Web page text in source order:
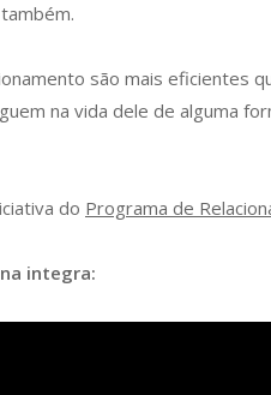
são mais eficientes
na vida dele de alguma
do Programa de
integra: